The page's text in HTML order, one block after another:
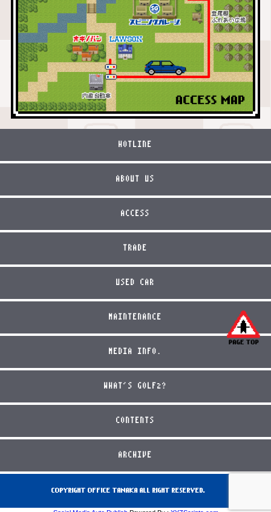
HOTLINE
ABOUT US
ACCESS
TRADE
USED CAR
MAINTENANCE
MEDIA INFO.
WHAT'S GOLF2?
CONTENTS
ARCHIVE
COPYRIGHT OFFICE TANAKA ALL RIGHT RESERVED.